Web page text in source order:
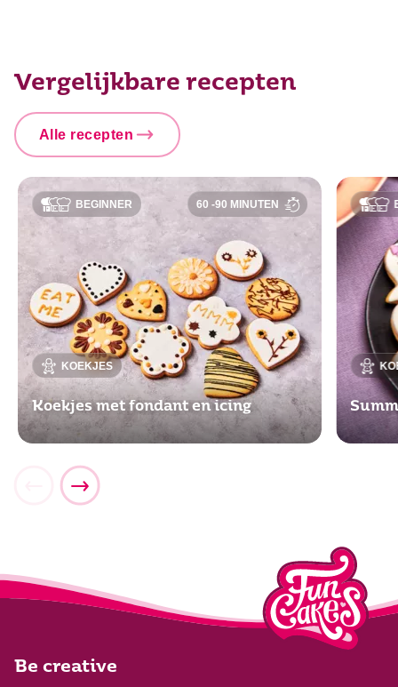
Vergelijkbare recepten
Alle recepten
BEGINNER
KOEKJES
60 -90 MINUTEN
Koekjes met fondant en icing
Be creative